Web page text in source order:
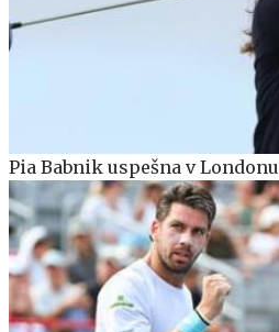
Pia Babnik uspešna v Londonu